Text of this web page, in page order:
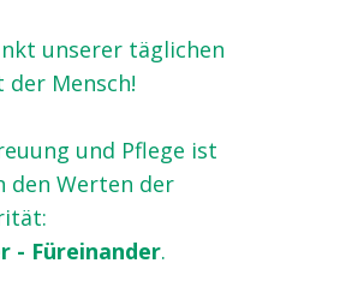
unserer täglichen
Mensch!
und Pflege ist
den Werten der
- Füreinander.